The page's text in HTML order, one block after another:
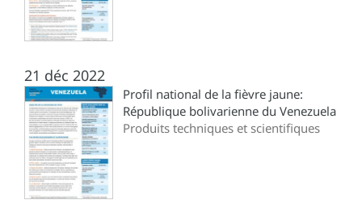
21 déc 2022
Profil national de la fièvre jaune:
République bolivarienne du Venezuela
Produits techniques et scientifiques